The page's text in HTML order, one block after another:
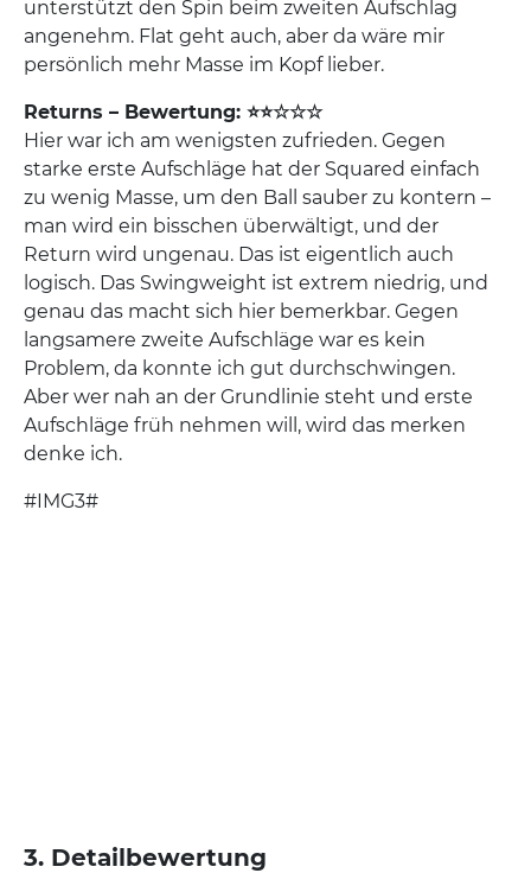
unterstützt den Spin beim zweiten Aufschlag
angenehm. Flat geht auch, aber da wäre mir
persönlich mehr Masse im Kopf lieber.
Returns – Bewertung: ⭐⭐☆☆☆
Hier war ich am wenigsten zufrieden. Gegen
starke erste Aufschläge hat der Squared einfach
zu wenig Masse, um den Ball sauber zu kontern –
man wird ein bisschen überwältigt, und der
Return wird ungenau. Das ist eigentlich auch
logisch. Das Swingweight ist extrem niedrig, und
genau das macht sich hier bemerkbar. Gegen
langsamere zweite Aufschläge war es kein
Problem, da konnte ich gut durchschwingen.
Aber wer nah an der Grundlinie steht und erste
Aufschläge früh nehmen will, wird das merken
denke ich.
#IMG3#
3. Detailbewertung